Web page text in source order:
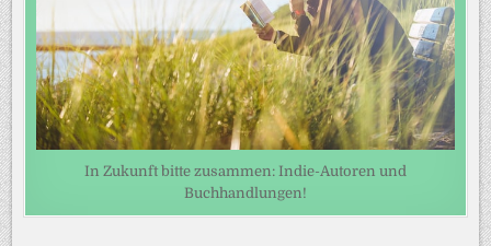
In Zukunft bitte zusammen: Indie-Autoren und
Buchhandlungen!